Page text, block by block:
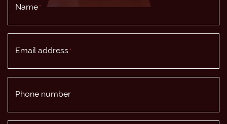
Name*
Email address *
Phone number